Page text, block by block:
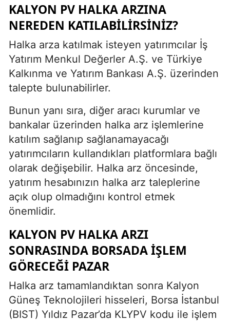
KALYON PV HALKA ARZINA
NEREDEN KATILABILIRSINIZ?
Halka arza katılmak isteyen yatırımcılar İş
Yatırım Menkul Değerler A.Ş. ve Türkiye
Kalkınma ve Yatırım Bankası A.Ş. üzerinden
talepte bulunabilirler.
Bunun yanı sıra, diğer aracı kurumlar ve
bankalar üzerinden halka arz işlemlerine
katılım sağlanıp sağlanamayacağı
yatırımcıların kullandıkları platformlara bağlı
olarak değişebilir. Halka arz öncesinde,
yatırım hesabınızın halka arz taleplerine
açık olup olmadığını kontrol etmek
önemlidir.
KALYON PV HALKA ARZI
SONRASINDA BORSADA İŞLEM
GÖRECEĞI PAZAR
Halka arz tamamlandıktan sonra Kalyon
Güneş Teknolojileri hisseleri, Borsa İstanbul
(BIST) Yıldız Pazar’da KLYPV kodu ile işlem